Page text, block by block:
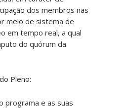
dos membros nas
meio de sistema de
em tempo real, a qual
do quórum da
Pleno:
programa e as suas